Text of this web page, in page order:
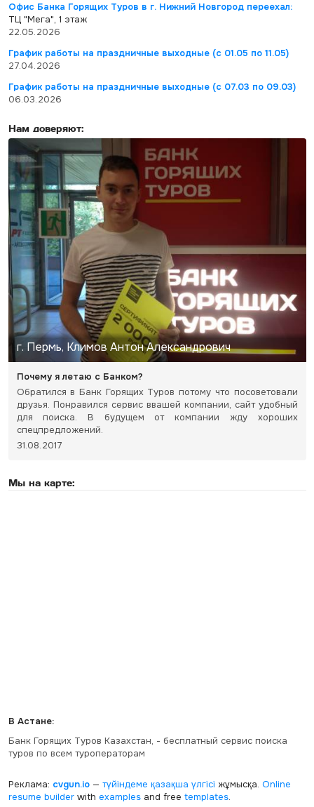
Офис Банка Горящих Туров в г. Нижний Новгород переехал:
ТЦ "Мега", 1 этаж
22.05.2026
График работы на праздничные выходные (с 01.05 по 11.05)
27.04.2026
График работы на праздничные выходные (с 07.03 по 09.03)
06.03.2026
Нам доверяют:
г. Пермь, Климов Антон Александрович
Почему я летаю с Банком?
Обратился в Банк Горящих Туров потому что посоветовали
друзья. Понравился сервис ввашей компании, сайт удобный
для поиска. В будущем от компании жду хороших
спецпредложений.
31.08.2017
Мы на карте:
В Астане:
Банк Горящих Туров Казахстан, - бесплатный сервис поиска
туров по всем туроператорам
Реклама: cvgun.io— түйіндеме қазақша үлгісі жұмысқа. Online
resume builderwith examplesand free templates.